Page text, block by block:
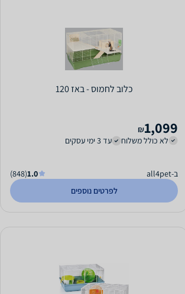
כלוב לחמוס - באז 120
1,099
₪
לא כולל משלוח
עד 3 ימי עסקים
ב-all4pet 1.0
(848)
לפרטים נוספים